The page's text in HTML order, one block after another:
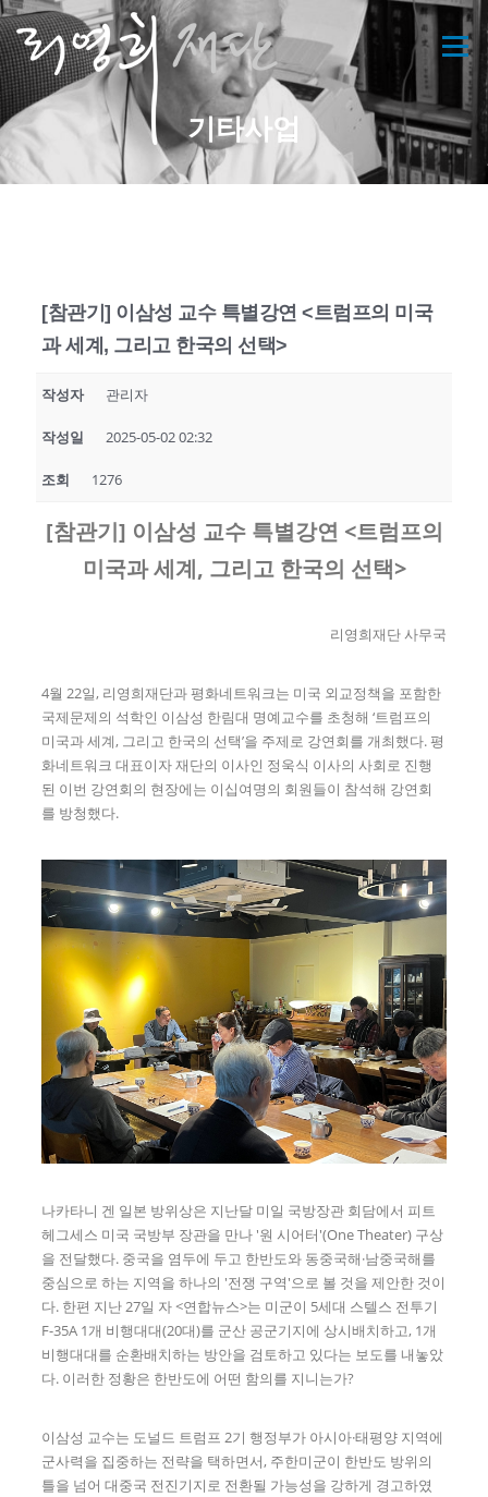
콘
텐
츠
로
바
로
가
기
메뉴
기타사업
[참관기] 이삼성 교수 특별강연 <트럼프의 미국
과 세계, 그리고 한국의 선택>
작성자 관리자
작성일 2025-05-02 02:32
조회 1276
[참관기] 이삼성 교수 특별강연 <트럼프의
미국과 세계, 그리고 한국의 선택>
리영희재단 사무국
4월 22일, 리영희재단과 평화네트워크는 미국 외교정책을 포함한
국제문제의 석학인 이삼성 한림대 명예교수를 초청해 ‘트럼프의
미국과 세계, 그리고 한국의 선택’을 주제로 강연회를 개최했다. 평
화네트워크 대표이자 재단의 이사인 정욱식 이사의 사회로 진행
된 이번 강연회의 현장에는 이십여명의 회원들이 참석해 강연회
를 방청했다.
나카타니 겐 일본 방위상은 지난달 미일 국방장관 회담에서 피트
헤그세스 미국 국방부 장관을 만나 '원 시어터'(One Theater) 구상
을 전달했다. 중국을 염두에 두고 한반도와 동중국해·남중국해를
중심으로 하는 지역을 하나의 '전쟁 구역'으로 볼 것을 제안한 것이
다. 한편 지난 27일 자 <연합뉴스>는 미군이 5세대 스텔스 전투기
F-35A 1개 비행대대(20대)를 군산 공군기지에 상시배치하고, 1개
비행대대를 순환배치하는 방안을 검토하고 있다는 보도를 내놓았
다. 이러한 정황은 한반도에 어떤 함의를 지니는가?
이삼성 교수는 도널드 트럼프 2기 행정부가 아시아·태평양 지역에
군사력을 집중하는 전략을 택하면서, 주한미군이 한반도 방위의
틀을 넘어 대중국 전진기지로 전환될 가능성을 강하게 경고하였